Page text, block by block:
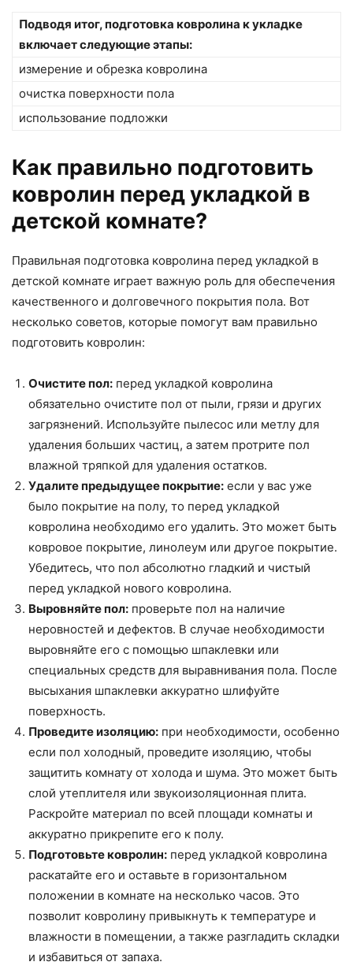
Подводя итог, подготовка ковролина к укладке
включает следующие этапы:
измерение и обрезка ковролина
очистка поверхности пола
использование подложки
Как правильно подготовить
ковролин перед укладкой в
детской комнате?
Правильная подготовка ковролина перед укладкой в
детской комнате играет важную роль для обеспечения
качественного и долговечного покрытия пола. Вот
несколько советов, которые помогут вам правильно
подготовить ковролин:
Очистите пол: перед укладкой ковролина
обязательно очистите пол от пыли, грязи и других
загрязнений. Используйте пылесос или метлу для
удаления больших частиц, а затем протрите пол
влажной тряпкой для удаления остатков.
Удалите предыдущее покрытие: если у вас уже
было покрытие на полу, то перед укладкой
ковролина необходимо его удалить. Это может быть
ковровое покрытие, линолеум или другое покрытие.
Убедитесь, что пол абсолютно гладкий и чистый
перед укладкой нового ковролина.
Выровняйте пол: проверьте пол на наличие
неровностей и дефектов. В случае необходимости
выровняйте его с помощью шпаклевки или
специальных средств для выравнивания пола. После
высыхания шпаклевки аккуратно шлифуйте
поверхность.
Проведите изоляцию: при необходимости, особенно
если пол холодный, проведите изоляцию, чтобы
защитить комнату от холода и шума. Это может быть
слой утеплителя или звукоизоляционная плита.
Раскройте материал по всей площади комнаты и
аккуратно прикрепите его к полу.
Подготовьте ковролин: перед укладкой ковролина
раскатайте его и оставьте в горизонтальном
положении в комнате на несколько часов. Это
позволит ковролину привыкнуть к температуре и
влажности в помещении, а также разгладить складки
и избавиться от запаха.